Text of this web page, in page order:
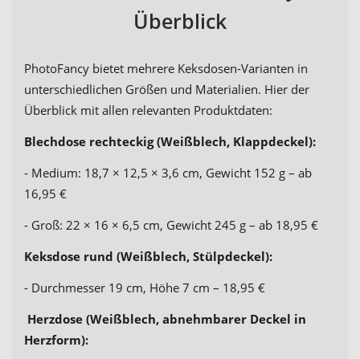
Überblick
PhotoFancy bietet mehrere Keksdosen-Varianten in
unterschiedlichen Größen und Materialien. Hier der
Überblick mit allen relevanten Produktdaten:
Blechdose rechteckig (Weißblech, Klappdeckel):
- Medium: 18,7 × 12,5 × 3,6 cm, Gewicht 152 g – ab
16,95 €
- Groß: 22 × 16 × 6,5 cm, Gewicht 245 g – ab 18,95 €
Keksdose rund (Weißblech, Stülpdeckel):
- Durchmesser 19 cm, Höhe 7 cm – 18,95 €
Herzdose (Weißblech, abnehmbarer Deckel in
Herzform):